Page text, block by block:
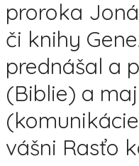
proroka
či knihy
prednášal a
(Biblie) a
vášni Rasťo